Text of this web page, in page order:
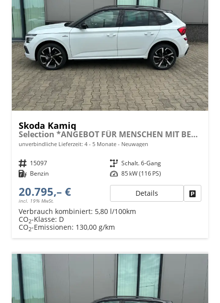
Skoda Kamiq
Selection *ANGEBOT FÜR MENSCHEN MIT BEHINDERUNG AB 50%! 1.0 TSI 115PS, Klimaanlage, Sitzheizung, Parksensoren hinten, LED-Scheinwerfer, Tempomat, Infotainment 8", Virtual Cockpit Nebelscheinwerfer, Dachreling
unverbindliche Lieferzeit: 4 - 5 Monate Neuwagen
Fahrzeugnr. 15097 Getriebe Schalt. 6-Gang
Kraftstoff Benzin Leistung 85 kW (116 PS)
20.795,– €
incl. 19% MwSt.
Details
Verbrauch kombiniert: 5,80 l/100km
CO2-Klasse: D
CO2-Emissionen: 130,00 g/km